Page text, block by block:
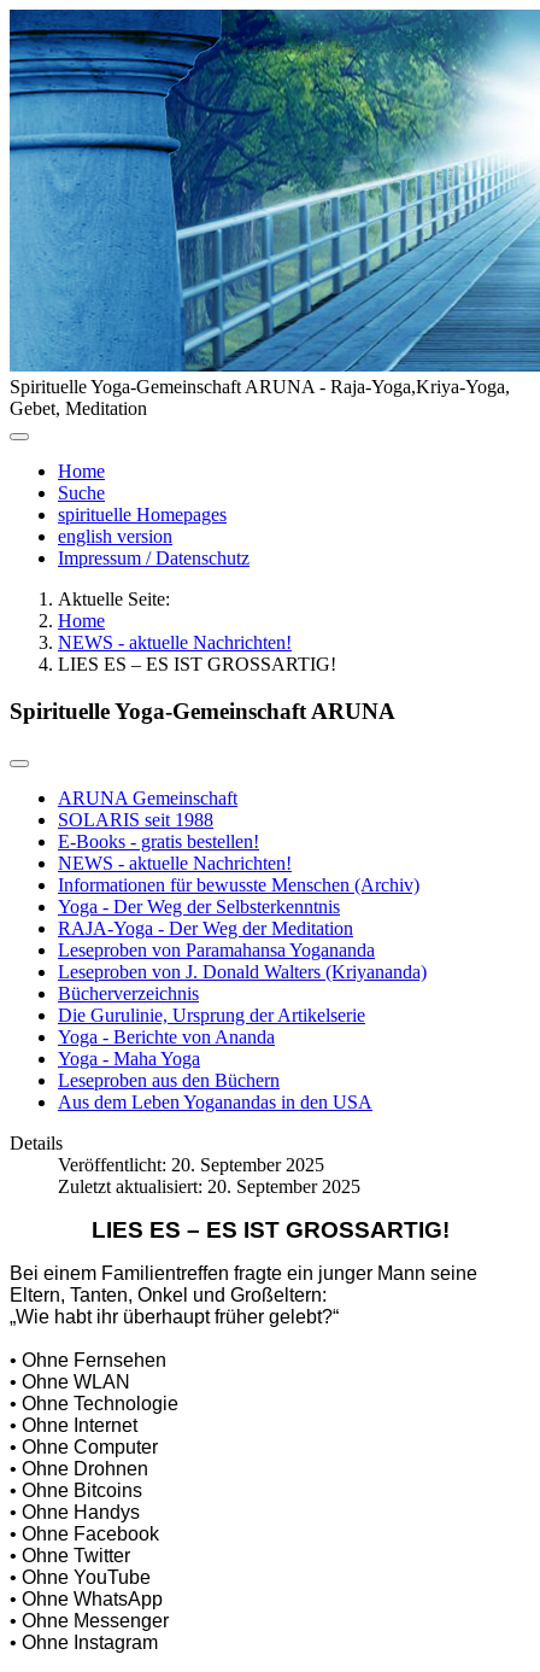
Spirituelle Yoga-Gemeinschaft ARUNA - Raja-Yoga,Kriya-Yoga,
Gebet, Meditation
Home
Suche
spirituelle Homepages
english version
Impressum / Datenschutz
Aktuelle Seite:
Home
NEWS - aktuelle Nachrichten!
LIES ES – ES IST GROSSARTIG!
Spirituelle Yoga-Gemeinschaft ARUNA
ARUNA Gemeinschaft
SOLARIS seit 1988
E-Books - gratis bestellen!
NEWS - aktuelle Nachrichten!
Informationen für bewusste Menschen (Archiv)
Yoga - Der Weg der Selbsterkenntnis
RAJA-Yoga - Der Weg der Meditation
Leseproben von Paramahansa Yogananda
Leseproben von J. Donald Walters (Kriyananda)
Bücherverzeichnis
Die Gurulinie, Ursprung der Artikelserie
Yoga - Berichte von Ananda
Yoga - Maha Yoga
Leseproben aus den Büchern
Aus dem Leben Yoganandas in den USA
Details
Veröffentlicht: 20. September 2025
Zuletzt aktualisiert: 20. September 2025
LIES ES – ES IST GROSSARTIG!
Bei einem Familientreffen fragte ein junger Mann seine
Eltern, Tanten, Onkel und Großeltern:
„Wie habt ihr überhaupt früher gelebt?“
• Ohne Fernsehen
• Ohne WLAN
• Ohne Technologie
• Ohne Internet
• Ohne Computer
• Ohne Drohnen
• Ohne Bitcoins
• Ohne Handys
• Ohne Facebook
• Ohne Twitter
• Ohne YouTube
• Ohne WhatsApp
• Ohne Messenger
• Ohne Instagram